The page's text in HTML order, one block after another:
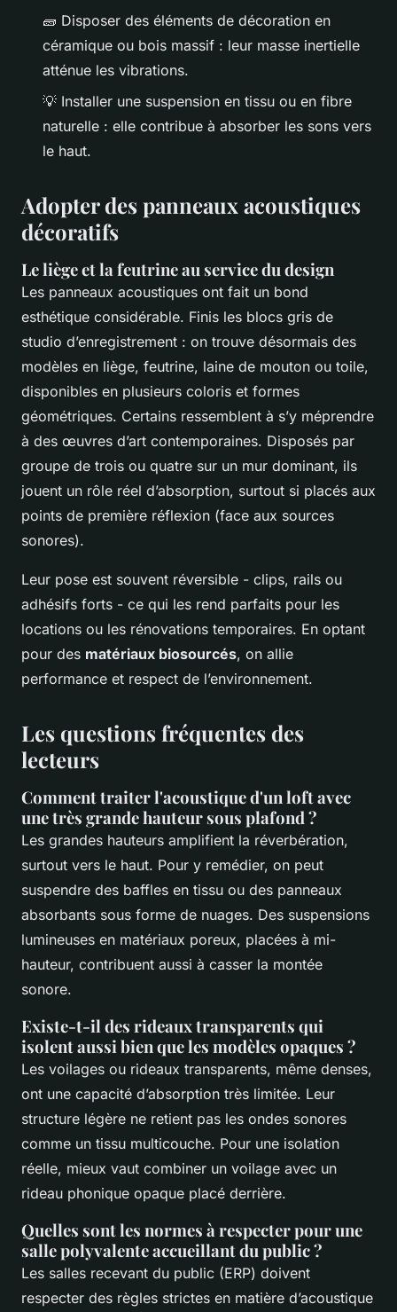
🧱 Disposer des éléments de décoration en
céramique ou bois massif : leur masse inertielle
atténue les vibrations.
💡 Installer une suspension en tissu ou en fibre
naturelle : elle contribue à absorber les sons vers
le haut.
Adopter des panneaux acoustiques
décoratifs
Le liège et la feutrine au service du design
Les panneaux acoustiques ont fait un bond
esthétique considérable. Finis les blocs gris de
studio d’enregistrement : on trouve désormais des
modèles en liège, feutrine, laine de mouton ou toile,
disponibles en plusieurs coloris et formes
géométriques. Certains ressemblent à s’y méprendre
à des œuvres d’art contemporaines. Disposés par
groupe de trois ou quatre sur un mur dominant, ils
jouent un rôle réel d’absorption, surtout si placés aux
points de première réflexion (face aux sources
sonores).
Leur pose est souvent réversible - clips, rails ou
adhésifs forts - ce qui les rend parfaits pour les
locations ou les rénovations temporaires. En optant
pour des matériaux biosourcés, on allie
performance et respect de l’environnement.
Les questions fréquentes des
lecteurs
Comment traiter l'acoustique d'un loft avec
une très grande hauteur sous plafond ?
Les grandes hauteurs amplifient la réverbération,
surtout vers le haut. Pour y remédier, on peut
suspendre des baffles en tissu ou des panneaux
absorbants sous forme de nuages. Des suspensions
lumineuses en matériaux poreux, placées à mi-
hauteur, contribuent aussi à casser la montée
sonore.
Existe-t-il des rideaux transparents qui
isolent aussi bien que les modèles opaques ?
Les voilages ou rideaux transparents, même denses,
ont une capacité d’absorption très limitée. Leur
structure légère ne retient pas les ondes sonores
comme un tissu multicouche. Pour une isolation
réelle, mieux vaut combiner un voilage avec un
rideau phonique opaque placé derrière.
Quelles sont les normes à respecter pour une
salle polyvalente accueillant du public ?
Les salles recevant du public (ERP) doivent
respecter des règles strictes en matière d’acoustique